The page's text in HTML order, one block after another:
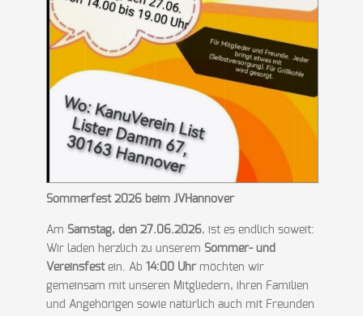
Sommerfest 2026 beim JVHannover
Am Samstag, den 27.06.2026, ist es endlich soweit:
Wir laden herzlich zu unserem Sommer- und
Vereinsfestein. Ab 14:00 Uhrmöchten wir
gemeinsam mit unseren Mitgliedern, ihren Familien
und Angehörigen sowie natürlich auch mit Freunden